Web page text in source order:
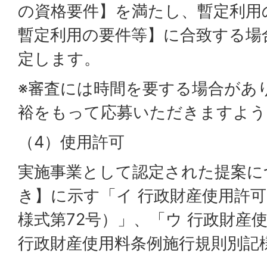
の資格要件】を満たし、暫定利
暫定利用の要件等】に合致する
定します。
※審査には時間を要する場合があ
裕をもって応募いただきますよ
（4）使用許可
実施事業として認定された提案
き】に示す「イ 行政財産使用許
様式第72号）」、「ウ 行政財産
行政財産使用料条例施行規則別記